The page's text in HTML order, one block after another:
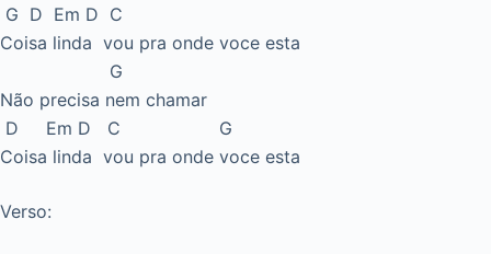
G D Em D C
Coisa linda vou pra onde voce esta
G
Não precisa nem chamar
D Em D C G
Coisa linda vou pra onde voce esta
Verso: